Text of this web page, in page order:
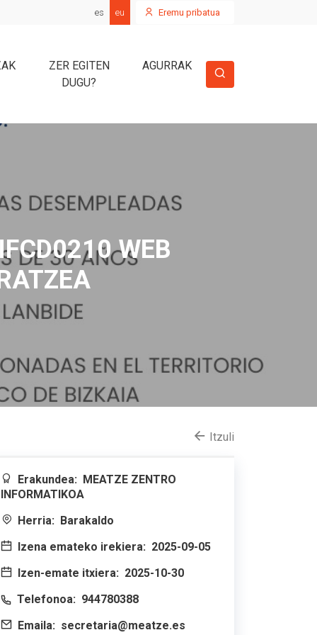
es eu Eremu pribatua
ZER EGITEN
DUGU?
AGURRAK
WEB
Itzuli
Erakundea: MEATZE ZENTRO
INFORMATIKOA
Herria: Barakaldo
Izena emateko irekiera: 2025-09-05
Izen-emate itxiera: 2025-10-30
Telefonoa: 944780388
Emaila: secretaria@meatze.es